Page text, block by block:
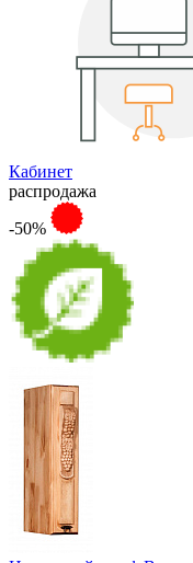
Кабинет
распродажа
-50%